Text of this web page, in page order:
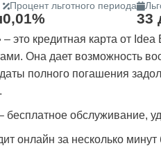
Процент льготного периода
0,01% 33
это кредитная карта от
Она дает возможность
полного погашения
обслуживание,
онлайн за несколько